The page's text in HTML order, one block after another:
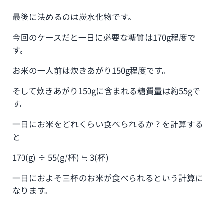
最後に決めるのは炭水化物です。
今回のケースだと一日に必要な糖質は170g程度で
す。
お米の一人前は炊きあがり150g程度です。
そして炊きあがり150gに含まれる糖質量は約55gで
す。
一日にお米をどれくらい食べられるか？を計算する
と
170(g) ÷ 55(g/杯) ≒ 3(杯)
一日におよそ三杯のお米が食べられるという計算に
なります。